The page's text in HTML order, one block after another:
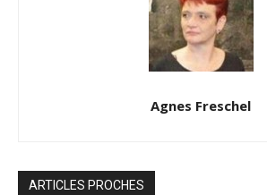
Agnes Freschel
ARTICLES PROCHES